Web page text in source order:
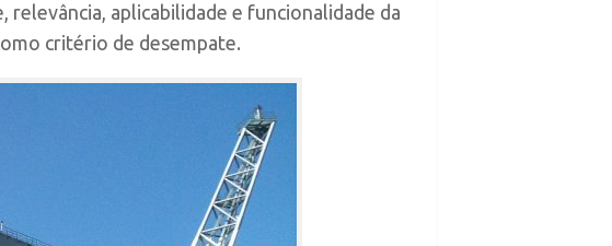
aplicabilidade e funcionalidade da
critério de desempate.